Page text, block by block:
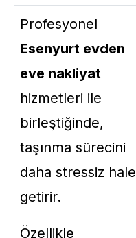
Profesyonel
Esenyurt evden
eve nakliyat
hizmetleri ile
birleştiğinde,
taşınma sürecini
daha stressiz hale
getirir.
Özellikle